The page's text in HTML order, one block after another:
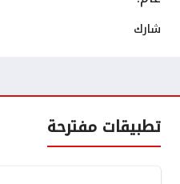
شارك
تطبيقات مفترحة